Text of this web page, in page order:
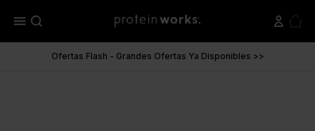
menu
Ofertas Flash - Grandes Ofertas Ya Disponibles >>